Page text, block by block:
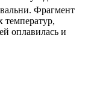
Фрагмент
температур,
оплавилась и